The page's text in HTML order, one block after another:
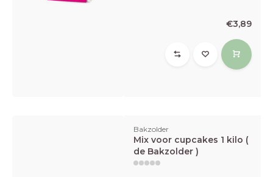
€3,89
Bakzolder
Mix voor cupcakes 1 kilo (
de Bakzolder )